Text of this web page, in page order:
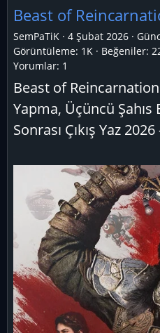
Beast of
SemPaTiK 4 Şubat 2026
Görüntüleme: 1K
Beğeniler:
Yorumlar: 1
Beast of
Yapma, Üçüncü Şahıs
Sonrası Çıkış Yaz